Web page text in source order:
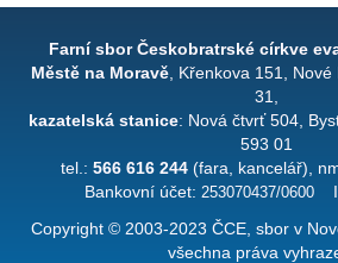
Farní sbor Českobratrské církve
Městě na Moravě , Křenkova 151,
31,
kazatelská stanice: Nová čtvrť 504,
593 01
tel.: 566 616 244(fara, kancelář),
Bankovní účet: 253070437/0600
Copyright © 2003-2023 ČCE, sbor v
všechna práva